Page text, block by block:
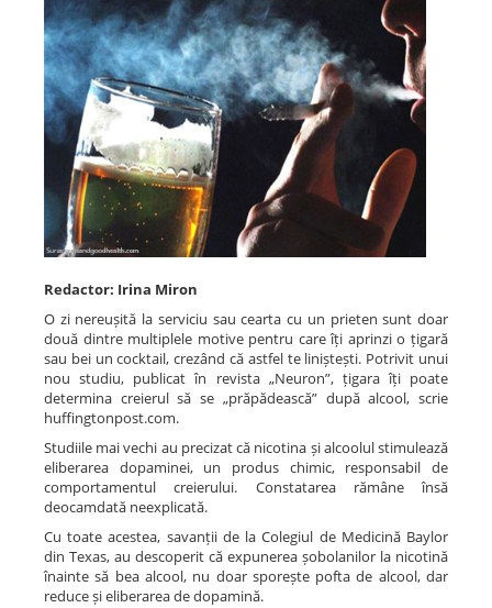
Spitale.MD
Centrul PAS
Școala E-Sănătate
SanoTeca
Redactor: Irina Miron
O zi nereușită la serviciu sau cearta cu un prieten sunt doar
două dintre multiplele motive pentru care îți aprinzi o țigară
sau bei un cocktail, crezând că astfel te liniștești. Potrivit unui
nou studiu, publicat în revista „Neuron”, țigara îți poate
determina creierul să se „prăpădească” după alcool, scrie
huffingtonpost.com.
Studiile mai vechi au precizat că nicotina și alcoolul stimulează
eliberarea dopaminei, un produs chimic, responsabil de
comportamentul creierului. Constatarea rămâne însă
deocamdată neexplicată.
Cu toate acestea, savanții de la Colegiul de Medicină Baylor
din Texas, au descoperit că expunerea șobolanilor la nicotină
înainte să bea alcool, nu doar sporește pofta de alcool, dar
reduce și eliberarea de dopamină.